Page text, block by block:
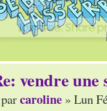
vendre une
parcaroline » Lun